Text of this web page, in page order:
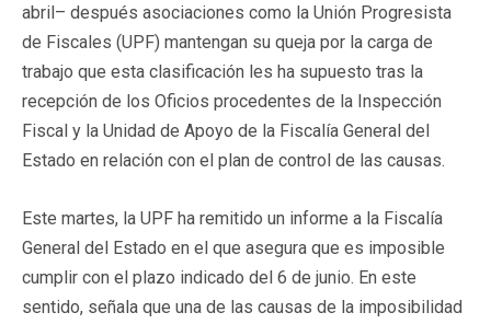
abril– después asociaciones como la Unión Progresista
de Fiscales (UPF) mantengan su queja por la carga de
trabajo que esta clasificación les ha supuesto tras la
recepción de los Oficios procedentes de la Inspección
Fiscal y la Unidad de Apoyo de la Fiscalía General del
Estado en relación con el plan de control de las causas.
Este martes, la UPF ha remitido un informe a la Fiscalía
General del Estado en el que asegura que es imposible
cumplir con el plazo indicado del 6 de junio. En este
sentido, señala que una de las causas de la imposibilidad